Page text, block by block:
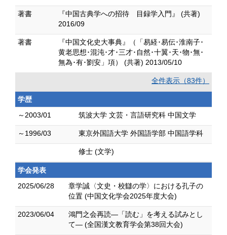
著書
『中国古典学への招待 目録学入門』 (共著)
2016/09
著書
『中国文化史大事典』（「易経･易伝･淮南子･
黄老思想･混沌･才･三才･自然･十翼･天･物･無･
無為･有･劉安」項） (共著) 2013/05/10
全件表示（83件）
学歴
～2003/01
筑波大学 文芸・言語研究科 中国文学
～1996/03 東京外国語大学 外国語学部 中国語学科
修士 (文学)
学会発表
2025/06/28
章学誠〈文史・校讎の学〉における孔子の
位置 (中国文化学会2025年度大会)
2023/06/04
鴻門之会再読―「読む」を考える試みとし
て― (全国漢文教育学会第38回大会)